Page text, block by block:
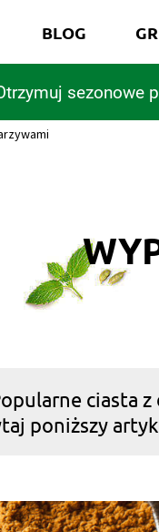
sezonowe
BLOG
ciasta
poniższy